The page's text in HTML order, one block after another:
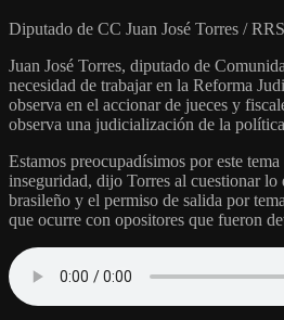
Diputado de CC Juan José Torres /
Juan José Torres, diputado de
necesidad de trabajar en la Reforma
observa en el accionar de jueces y
observa una judicialización de la
Estamos preocupadísimos por este
inseguridad, dijo Torres al cuestionar lo
brasileño y el permiso de salida por
que ocurre con opositores que fueron